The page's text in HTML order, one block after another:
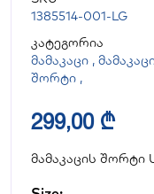
1385514-001-LG
კატეგორია
მამაკაცი ,
შორტი ,
299,00 ₾
მამაკაცის შორტი